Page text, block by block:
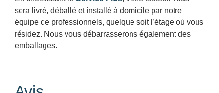
sera livré, déballé et installé à domicile par notre
équipe de professionnels, quelque soit l’étage où vous
résidez. Nous vous débarrasserons également des
emballages.